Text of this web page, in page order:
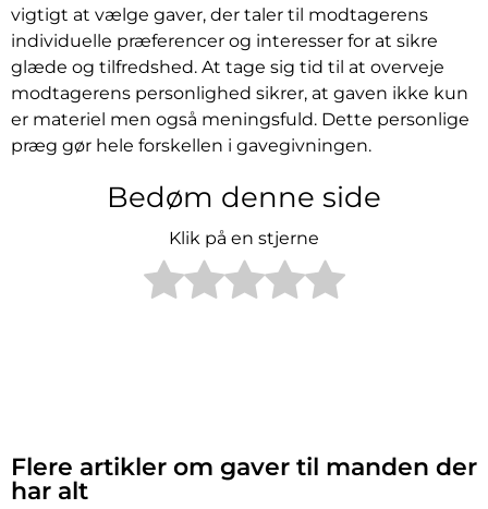
vigtigt at vælge gaver, der taler til modtagerens
individuelle præferencer og interesser for at sikre
glæde og tilfredshed. At tage sig tid til at overveje
modtagerens personlighed sikrer, at gaven ikke kun
er materiel men også meningsfuld. Dette personlige
præg gør hele forskellen i gavegivningen.
Bedøm denne side
Klik på en stjerne
Flere artikler om gaver til manden der
har alt